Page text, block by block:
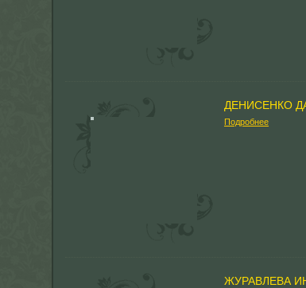
ДЕНИСЕНКО
Подробнее
ЖУРАВЛЕВА